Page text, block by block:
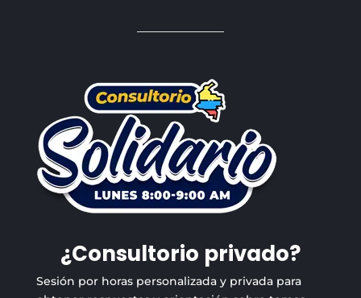
¿Consultorio privado?
Sesión por horas personalizada y privada para